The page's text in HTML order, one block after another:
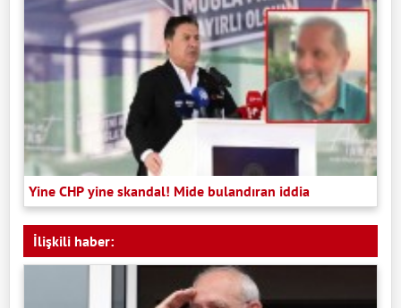
Yine CHP yine skandal! Mide bulandıran iddia
İlişkili haber: